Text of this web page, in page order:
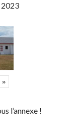
2023
»
l’annexe !